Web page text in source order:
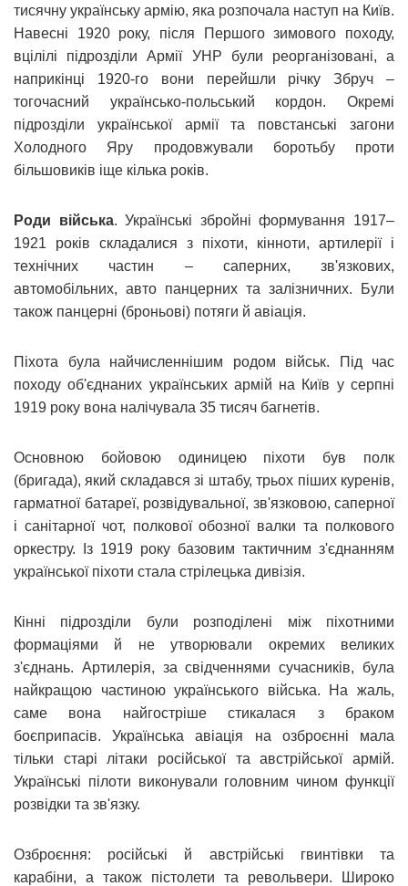
тисячну українську армію, яка розпочала наступ на Київ.
Навесні 1920 року, після Першого зимового походу,
вцілілі підрозділи Армії УНР були реорганізовані, а
наприкінці 1920-го вони перейшли річку Збруч –
тогочасний українсько-польський кордон. Окремі
підрозділи української армії та повстанські загони
Холодного Яру продовжували боротьбу проти
більшовиків іще кілька років.
Роди війська. Українські збройні формування 1917–
1921 років складалися з піхоти, кінноти, артилерії і
технічних частин – саперних, зв'язкових,
автомобільних, авто панцерних та залізничних. Були
також панцерні (броньові) потяги й авіація.
Піхота була найчисленнішим родом військ. Під час
походу об'єднаних українських армій на Київ у серпні
1919 року вона налічувала 35 тисяч багнетів.
Основною бойовою одиницею піхоти був полк
(бригада), який складався зі штабу, трьох піших куренів,
гарматної батареї, розвідувальної, зв'язковою, саперної
і санітарної чот, полкової обозної валки та полкового
оркестру. Із 1919 року базовим тактичним з'єднанням
української піхоти стала стрілецька дивізія.
Кінні підрозділи були розподілені між піхотними
формаціями й не утворювали окремих великих
з'єднань. Артилерія, за свідченнями сучасників, була
найкращою частиною українського війська. На жаль,
саме вона найгостріше стикалася з браком
боєприпасів. Українська авіація на озброєнні мала
тільки старі літаки російської та австрійської армій.
Українські пілоти виконували головним чином функції
розвідки та зв'язку.
Озброєння: російські й австрійські гвинтівки та
карабіни, а також пістолети та револьвери. Широко